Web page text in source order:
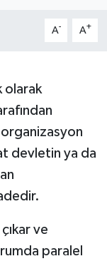
A- A+
olarak
organizasyon
devletin ya da
ve
paralel